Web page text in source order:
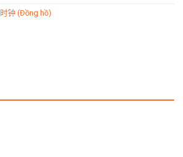
时钟 (Đồng hồ)